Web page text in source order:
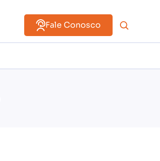
Fale Conosco